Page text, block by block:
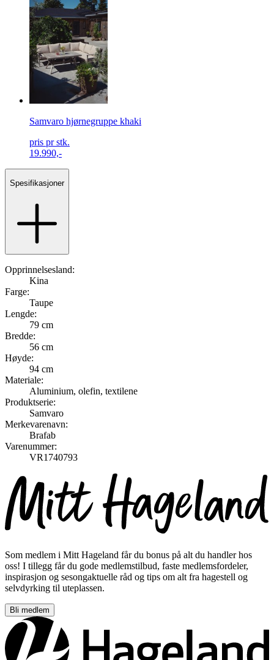
Samvaro hjørnegruppe khaki
pris pr stk.
19.990,-
Spesifikasjoner
Opprinnelsesland:
Kina
Farge:
Taupe
Lengde:
79 cm
Bredde:
56 cm
Høyde:
94 cm
Materiale:
Aluminium, olefin, textilene
Produktserie:
Samvaro
Merkevarenavn:
Brafab
Varenummer:
VR1740793
Som medlem i Mitt Hageland får du bonus på alt du handler hos
oss! I tillegg får du gode medlemstilbud, faste medlemsfordeler,
inspirasjon og sesongaktuelle råd og tips om alt fra hagestell og
selvdyrking til uteplassen.
Bli medlem